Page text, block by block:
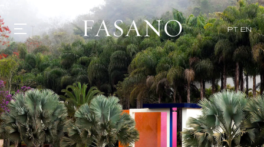
PT EN
GASTRONOMIA
HOTÉIS
EXPERIENCIAS
EVENTOS
VILLAS
TIENDA | SELEZIONE